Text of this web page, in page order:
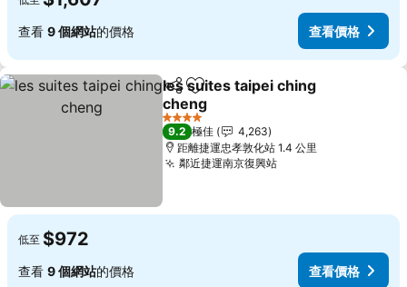
查看 9 個網站的價格 查看價格
分享 放到收藏夾
les suites taipei ching
cheng
查看價格
4 星級
9.2 極佳
4,263
距離捷運忠孝敦化站 1.4 公里
鄰近捷運南京復興站查看價格
低至 $972
查看 9 個網站的價格 查看價格